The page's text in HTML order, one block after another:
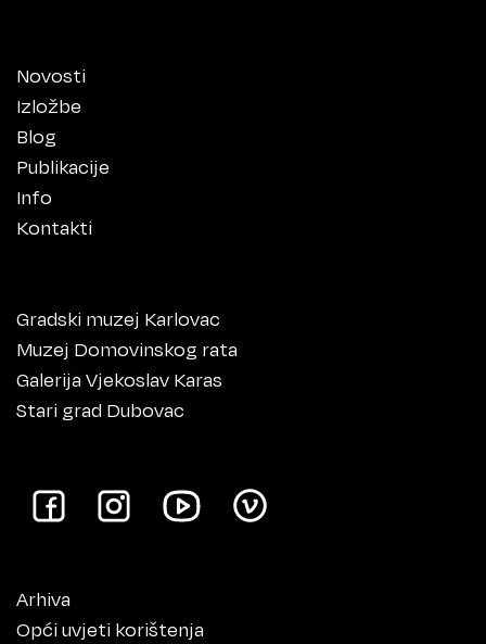
Novosti
Izložbe
Blog
Publikacije
Info
Kontakti
Gradski muzej Karlovac
Muzej Domovinskog rata
Galerija Vjekoslav Karas
Stari grad Dubovac
Arhiva
Opći uvjeti korištenja